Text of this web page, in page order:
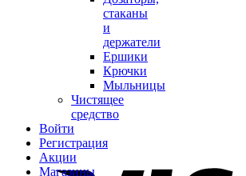
стаканы
и
держатели
Ершики
Крючки
Мыльницы
Чистящее
средство
Войти
Регистрация
Акции
Магазины